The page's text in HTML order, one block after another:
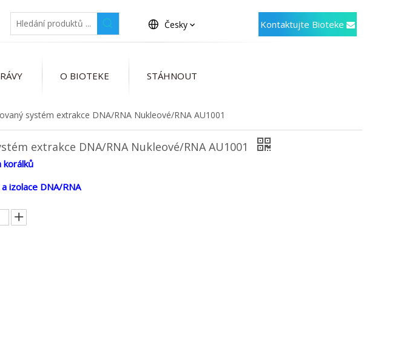
Česky Kontaktujte Bioteke
O BIOTEKE STÁHNOUT
systém extrakce DNA/RNA Nukleové/RNA AU1001
extrakce DNA/RNA Nukleové/RNA AU1001
korálků
izolace DNA/RNA